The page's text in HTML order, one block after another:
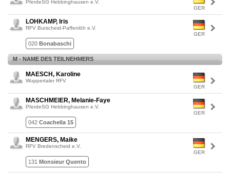
GER
PferdeSG Hebbinghausen e.V.
GER
LOHKAMP, Iris
RFV Burscheid-Paffenlöh e.V.
020 Bonabaschi
M - NAME DES TEILNEHMERS
GER
MAESCH, Karoline
Wuppertaler RFV
GER
MASCHMEIER, Melanie-Faye
PferdeSG Hebbinghausen e.V.
042 Coachella 15
GER
MENGERS, Maike
RFV Bredenscheid e.V.
131 Monsieur Quento